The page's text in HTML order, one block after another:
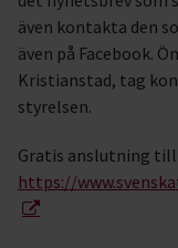
även kontakta den
även på Facebook.
Kristianstad, tag
styrelsen.
Gratis anslutning till
https://